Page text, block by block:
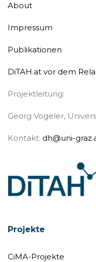
About
Impressum
Publikationen
DiTAH.at vor dem
Projektleitung:
Georg Vogeler,
Kontakt: dh@uni-
Projekte
CiMA-Projekte